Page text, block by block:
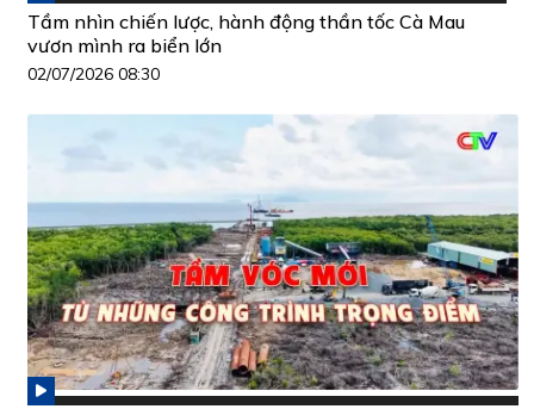
Tầm nhìn chiến lược, hành động thần tốc Cà Mau
vươn mình ra biển lớn
02/07/2026 08:30